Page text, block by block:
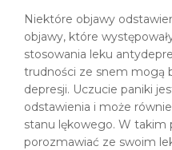
Niektóre objawy
objawy, które
stosowania leku
trudności ze snem mogą
depresji. Uczucie paniki
odstawienia i może
stanu lękowego. W takim
porozmawiać ze swoim